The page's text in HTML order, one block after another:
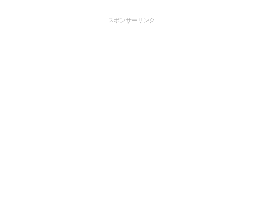
スポンサーリンク